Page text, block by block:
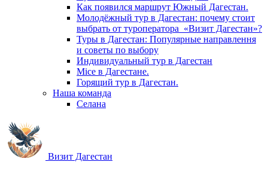
Как появился маршрут Южный Дагестан.
Молодёжный тур в Дагестан: почему стоит
выбрать от туроператора «Визит Дагестан»?
Туры в Дагестан: Популярные направлення
и советы по выбору
Индивидуальный тур в Дагестан
Mice в Дагестане.
Горящий тур в Дагестан.
Наша команда
Селана
Визит Дагестан